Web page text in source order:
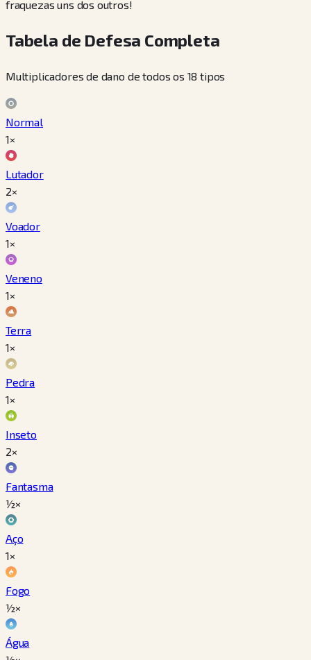
fraquezas uns dos outros!
Tabela de Defesa Completa
Multiplicadores de dano de todos os 18 tipos
Normal
1×
Lutador
2×
Voador
1×
Veneno
1×
Terra
1×
Pedra
1×
Inseto
2×
Fantasma
½×
Aço
1×
Fogo
½×
Água